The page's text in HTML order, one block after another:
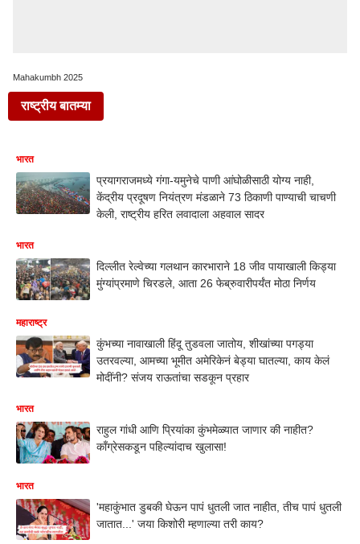
Mahakumbh 2025
राष्ट्रीय बातम्या
भारत
प्रयागराजमध्ये गंगा-यमुनेचे पाणी आंघोळीसाठी योग्य नाही,
केंद्रीय प्रदूषण नियंत्रण मंडळाने 73 ठिकाणी पाण्याची चाचणी
केली, राष्ट्रीय हरित लवादाला अहवाल सादर
भारत
दिल्लीत रेल्वेच्या गलथान कारभाराने 18 जीव पायाखाली किड्या
मुंग्यांप्रमाणे चिरडले, आता 26 फेब्रुवारीपर्यंत मोठा निर्णय
महाराष्ट्र
कुंभच्या नावाखाली हिंदू तुडवला जातोय, शीखांच्या पगड्या
उतरवल्या, आमच्या भूमीत अमेरिकेनं बेड्या घातल्या, काय केलं
मोदींनी? संजय राऊतांचा सडकून प्रहार
भारत
राहुल गांधी आणि प्रियांका कुंभमेळ्यात जाणार की नाहीत?
काँग्रेसकडून पहिल्यांदाच खुलासा!
भारत
'महाकुंभात डुबकी घेऊन पापं धुतली जात नाहीत, तीच पापं धुतली
जातात...' जया किशोरी म्हणाल्या तरी काय?